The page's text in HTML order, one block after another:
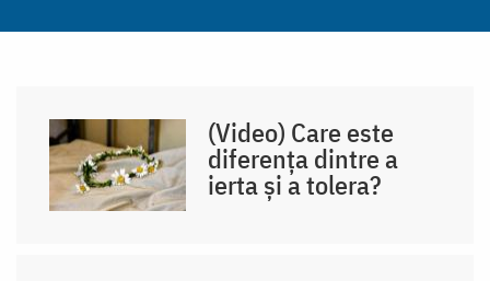
(Video) Care este
diferența dintre a
ierta și a tolera?